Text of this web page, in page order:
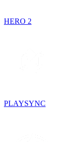
HERO 2
PLAYSYNC